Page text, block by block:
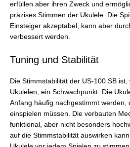
erfüllen aber ihren Zweck und
präzises Stimmen der Ukulele. Die
Einsteiger akzeptabel, kann aber
verbessert werden.
Tuning und Stabilität
Die Stimmstabilität der US-100 SB
Ukulelen, ein Schwachpunkt. Die
Anfang häufig nachgestimmt werden,
einspielen müssen. Die verbauten
funktional, aber nicht besonders
auf die Stimmstabilität auswirken